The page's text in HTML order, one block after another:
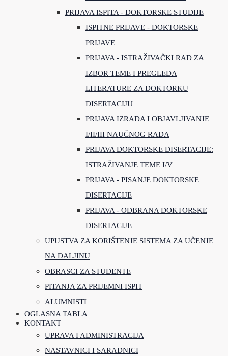
PRIJAVA ISPITA - DOKTORSKE STUDIJE
ISPITNE PRIJAVE - DOKTORSKE
PRIJAVE
PRIJAVA - ISTRAŽIVAČKI RAD ZA
IZBOR TEME I PREGLEDA
LITERATURE ZA DOKTORKU
DISERTACIJU
PRIJAVA IZRADA I OBJAVLJIVANJE
I/II/III NAUČNOG RADA
PRIJAVA DOKTORSKE DISERTACIJE:
ISTRAŽIVANJE TEME I/V
PRIJAVA - PISANJE DOKTORSKE
DISERTACIJE
PRIJAVA - ODBRANA DOKTORSKE
DISERTACIJE
UPUSTVA ZA KORIŠTENJE SISTEMA ZA UČENJE
NA DALJINU
OBRASCI ZA STUDENTE
PITANJA ZA PRIJEMNI ISPIT
ALUMNISTI
OGLASNA TABLA
KONTAKT
UPRAVA I ADMINISTRACIJA
NASTAVNICI I SARADNICI